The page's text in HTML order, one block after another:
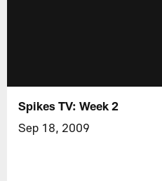
Spikes TV: Week 2
Sep 18, 2009